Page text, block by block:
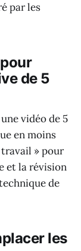
par les
de 5
vidéo de 5
en moins
travail » pour
et la révision
de
les